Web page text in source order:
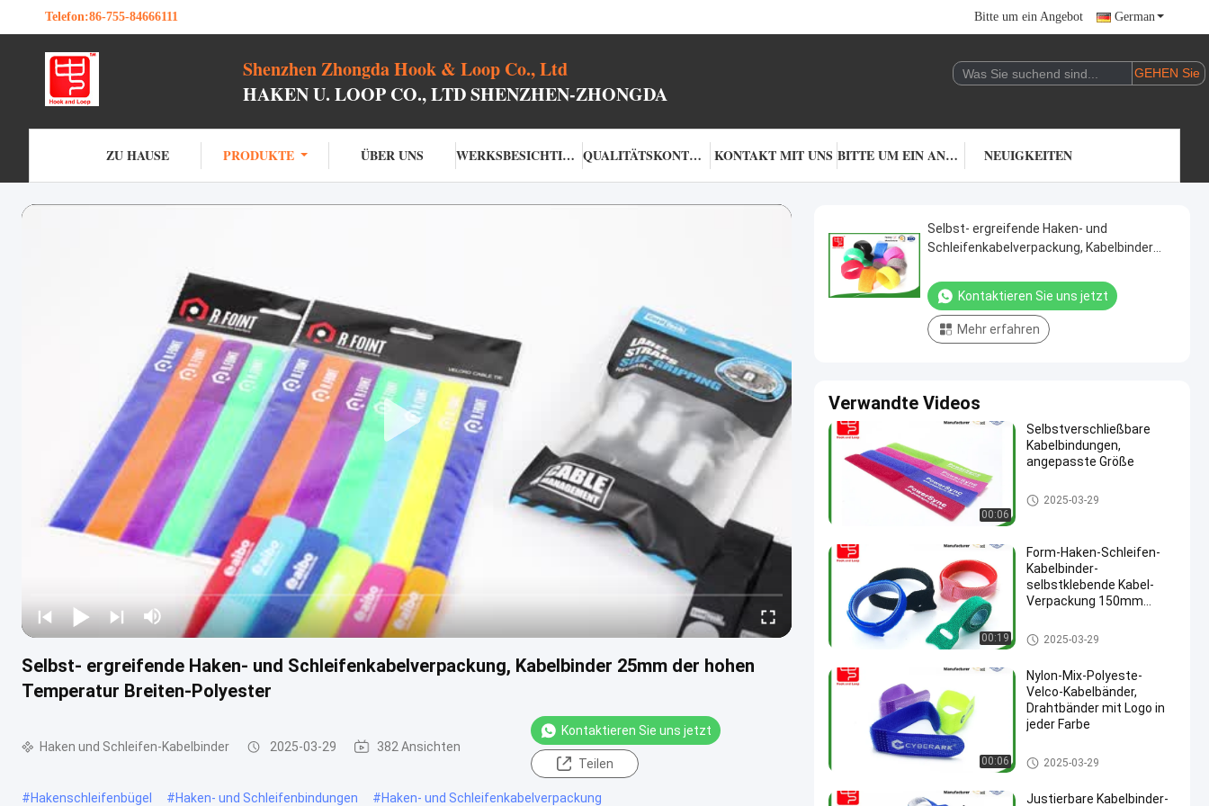
Telefon:86-755-84666111 Bitte um ein Angebot German
Shenzhen Zhongda Hook & Loop Co., Ltd
HAKEN U. LOOP CO., LTD SHENZHEN-ZHONGDA
ZU HAUSE PRODUKTE ÜBER UNS WERKSBESICHTIGUNG QUALITÄTSKONTROLLE KONTAKT MIT UNS BITTE UM EIN ANGEBOT NEUIGKEITEN
Selbst- ergreifende Haken- und Schleifenkabelverpackung, Kabelbinder 25mm der hohen
Temperatur Breiten-Polyester
Haken und Schleifen-Kabelbinder 2025-03-29 382 Ansichten
Kontaktieren Sie uns jetzt
Teilen
#Hakenschleifenbügel #Haken- und Schleifenbindungen #Haken- und Schleifenkabelverpackung
Selbst- ergreifende Haken- und
Schleifenkabelverpackung, Kabelbinder
Polyester
Kontaktieren Sie uns jetzt
Mehr erfahren
Verwandte Videos
00:06
Selbstverschließbare
Kabelbindungen,
angepasste Größe
Haken und Schleifen-Kabelbind
er
2025-03-29
00:19
Form-Haken-Schleifen-
Kabelbinder-
selbstklebende Kabel-
Verpackung 150mm
Haken und Schleifen-Kabelbind
er
2025-03-29
00:06
Nylon-Mix-Polyeste-
Velco-Kabelbänder,
Drahtbänder mit Logo in
jeder Farbe
Haken und Schleifen-Kabelbind
er
2025-03-29
Justierbare Kabelbinder-